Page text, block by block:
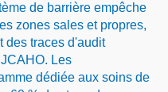
de barrière empêche
zones sales et propres,
des traces d'audit
Les
dédiée aux soins de